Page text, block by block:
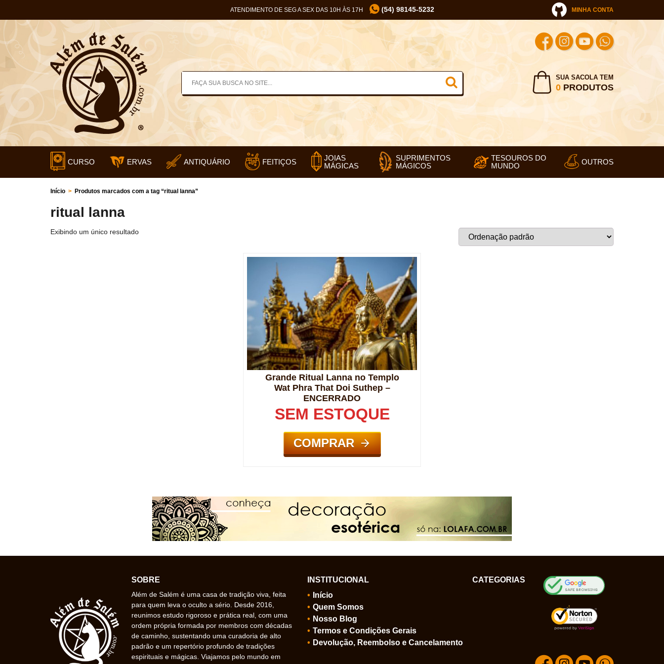
ATENDIMENTO DE SEG A SEX DAS 10H ÀS 17H (54) 98145-5232 MINHA CONTA
SUA SACOLA TEM
0PRODUTOS
CURSO ERVAS ANTIQUÁRIO FEITIÇOS
JOIAS
MÁGICAS
SUPRIMENTOS
MÁGICOS
TESOUROS DO
MUNDO
OUTROS
Início > Produtos marcados com a tag “ritual lanna”
ritual lanna
Exibindo um único resultado
Grande Ritual Lanna no Templo
Wat Phra That Doi Suthep –
ENCERRADO
SEM ESTOQUE
COMPRAR
SOBRE
Além de Salém é uma casa de tradição viva, feita
para quem leva o oculto a sério. Desde 2016,
reunimos estudo rigoroso e prática real, com uma
ordem própria formada por membros com décadas
de caminho, sustentando uma curadoria de alto
padrão e um repertório profundo de tradições
espirituais e mágicas. Viajamos pelo mundo em
INSTITUCIONAL
Início
Quem Somos
Nosso Blog
Termos e Condições Gerais
Devolução, Reembolso e Cancelamento
CATEGORIAS